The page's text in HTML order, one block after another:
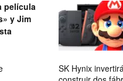
película
y Jim
SK Hynix